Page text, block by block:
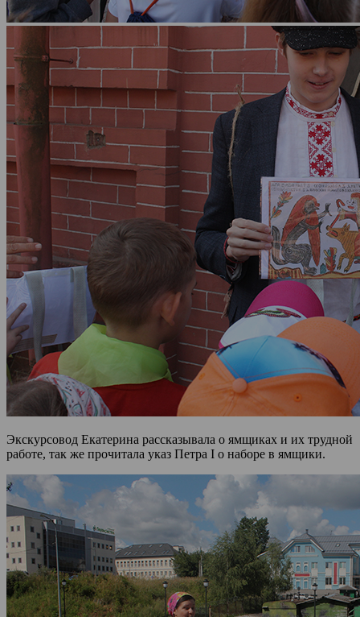
Экскурсовод Екатерина рассказывала о ямщиках и их трудной
работе, так же прочитала указ Петра I о наборе в ямщики.